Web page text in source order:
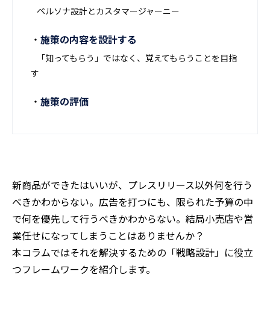
ペルソナ設計とカスタマージャーニー
施策の内容を設計する
「知ってもらう」ではなく、覚えてもらうことを目指
す
施策の評価
新商品ができたはいいが、プレスリリース以外何を行う
べきかわからない。広告を打つにも、限られた予算の中
で何を優先して行うべきかわからない。結局小売店や営
業任せになってしまうことはありませんか？
本コラムではそれを解決するための「戦略設計」に役立
つフレームワークを紹介します。